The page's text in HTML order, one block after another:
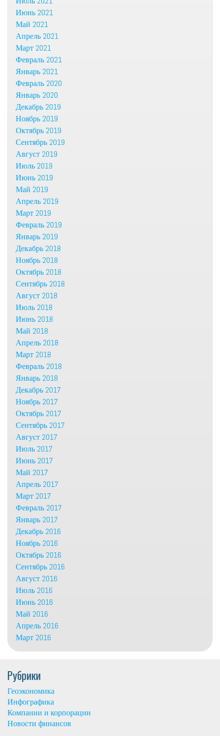
Июнь 2021
Май 2021
Апрель 2021
Март 2021
Февраль 2021
Январь 2021
Февраль 2020
Январь 2020
Декабрь 2019
Ноябрь 2019
Октябрь 2019
Сентябрь 2019
Август 2019
Июль 2019
Июнь 2019
Май 2019
Апрель 2019
Март 2019
Февраль 2019
Январь 2019
Декабрь 2018
Ноябрь 2018
Октябрь 2018
Сентябрь 2018
Август 2018
Июль 2018
Июнь 2018
Май 2018
Апрель 2018
Март 2018
Февраль 2018
Январь 2018
Декабрь 2017
Ноябрь 2017
Октябрь 2017
Сентябрь 2017
Август 2017
Июль 2017
Июнь 2017
Май 2017
Апрель 2017
Март 2017
Февраль 2017
Январь 2017
Декабрь 2016
Ноябрь 2016
Октябрь 2016
Сентябрь 2016
Август 2016
Июль 2016
Июнь 2016
Май 2016
Апрель 2016
Март 2016
Рубрики
Геоэкономика
Инфографика
Компании и корпорации
Новости финансов